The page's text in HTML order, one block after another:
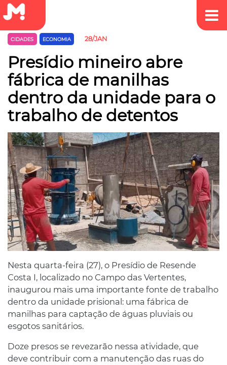
CIDADES ECONOMIA 28/JAN
Presídio mineiro abre
fábrica de manilhas
dentro da unidade para o
trabalho de detentos
Nesta quarta-feira (27), o Presídio de Resende
Costa I, localizado no Campo das Vertentes,
inaugurou mais uma importante fonte de trabalho
dentro da unidade prisional: uma fábrica de
manilhas para captação de águas pluviais ou
esgotos sanitários.
Doze presos se revezarão nessa atividade, que
deve contribuir com a manutenção das ruas do